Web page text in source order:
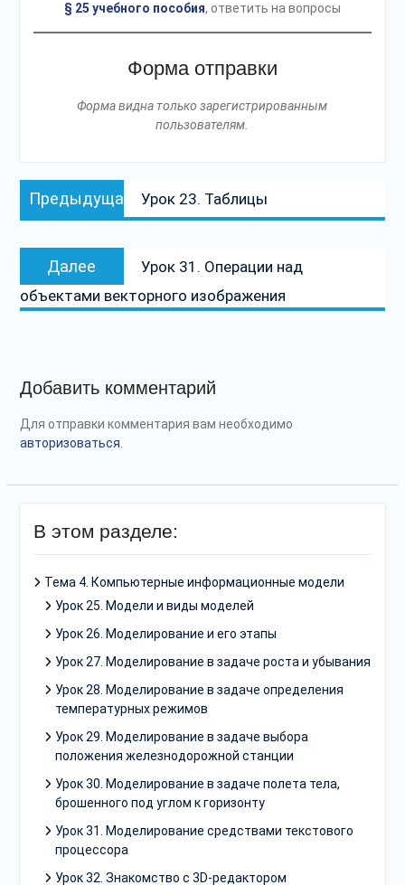
§ 25 учебного пособия, ответить на вопросы
Форма отправки
Форма видна только зарегистрированным
пользователям.
Навигация
по
Предыдущая
запись:
Урок 23. Таблицы
Далее
запись:
Урок 31. Операции над
объектами векторного изображения
Добавить комментарий
Для отправки комментария вам необходимо
авторизоваться.
В этом разделе:
Тема 4. Компьютерные информационные модели
Урок 25. Модели и виды моделей
Урок 26. Моделирование и его этапы
Урок 27. Моделирование в задаче роста и убывания
Урок 28. Моделирование в задаче определения
температурных режимов
Урок 29. Моделирование в задаче выбора
положения железнодорожной станции
Урок 30. Моделирование в задаче полета тела,
брошенного под углом к горизонту
Урок 31. Моделирование средствами текстового
процессора
Урок 32. Знакомство с 3D-редактором